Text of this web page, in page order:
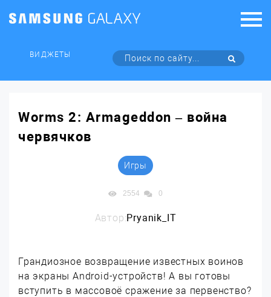
ВИДЖЕТЫ
Worms 2: Armageddon – война
червячков
Игры
2554 0
Автор:Pryanik_IT
Грандиозное возвращение известных воинов
на экраны Android-устройств! А вы готовы
вступить в массовоё сражение за первенство?